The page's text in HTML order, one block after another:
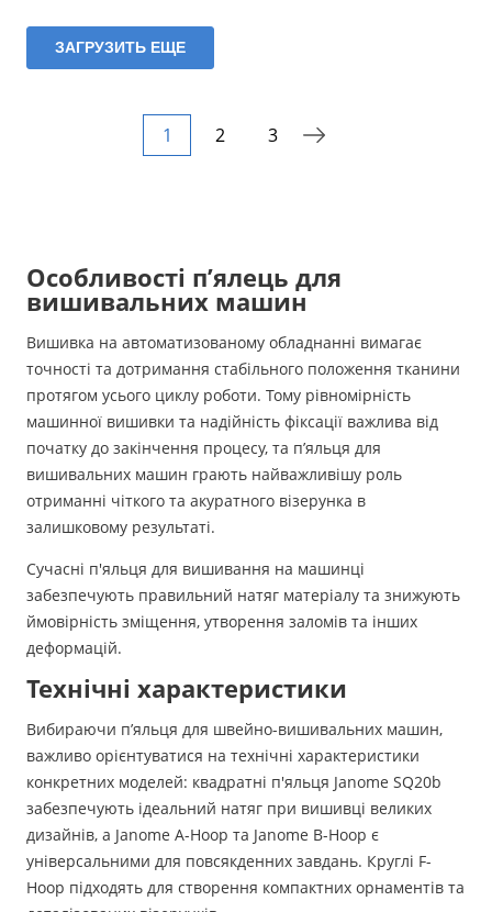
Особливості п’ялець для
вишивальних машин
Вишивка на автоматизованому обладнанні вимагає
точності та дотримання стабільного положення тканини
протягом усього циклу роботи. Тому рівномірність
машинної вишивки та надійність фіксації важлива від
початку до закінчення процесу, та п’яльця для
вишивальних машин грають найважливішу роль
отриманні чіткого та акуратного візерунка в
залишковому результаті.
Сучасні п'яльця для вишивання на машинці
забезпечують правильний натяг матеріалу та знижують
ймовірність зміщення, утворення заломів та інших
деформацій.
Технічні характеристики
Вибираючи п’яльця для швейно-вишивальних машин,
важливо орієнтуватися на технічні характеристики
конкретних моделей: квадратні п'яльця Janome SQ20b
забезпечують ідеальний натяг при вишивці великих
дизайнів, а Janome A-Hoop та Janome B-Hoop є
універсальними для повсякденних завдань. Круглі F-
Hoop підходять для створення компактних орнаментів та
ЗАГРУЗИТЬ ЕЩЕ
1 2 3